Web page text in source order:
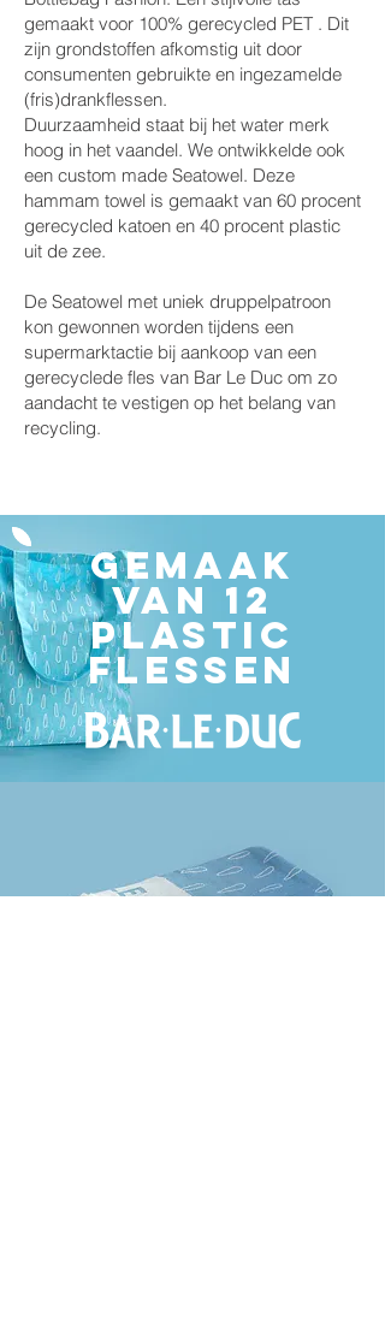
gemaakt voor 100% gerecycled PET . Dit
zijn grondstoffen afkomstig uit door
consumenten gebruikte en ingezamelde
(fris)drankflessen.
Duurzaamheid staat bij het water merk
hoog in het vaandel. We ontwikkelde ook
een custom made Seatowel. Deze
hammam towel is gemaakt van 60 procent
gerecycled katoen en 40 procent plastic
uit de zee.
De Seatowel met uniek druppelpatroon
kon gewonnen worden tijdens een
supermarktactie bij aankoop van een
gerecyclede fles van Bar Le Duc om zo
aandacht te vestigen op het belang van
recycling.
Gemaak
van 12
plastic
flessen